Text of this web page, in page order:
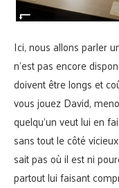
Ici, nous allons parler
n’est pas encore
doivent être longs et
vous jouez David,
quelqu’un veut lui en
sans tout le côté
sait pas où il est ni
partout lui faisant